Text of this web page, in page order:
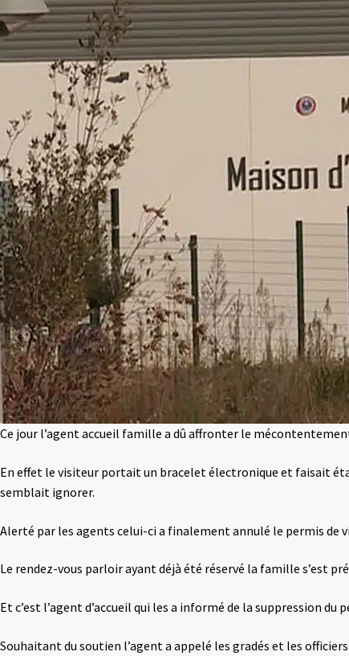
Ce jour l’agent accueil famille a dû affronter le
En effet le visiteur portait un bracelet électronique et faisait
semblait ignorer.
Alerté par les agents celui-ci a finalement annulé le permis de
Le rendez-vous parloir ayant déjà été réservé la famille s’est
Et c’est l’agent d’accueil qui les a informé de la suppression
Souhaitant du soutien l’agent a appelé les gradés et les